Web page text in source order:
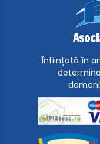
Înființată în